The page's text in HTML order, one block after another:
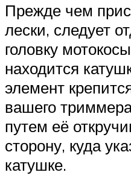
Прежде чем
лески, следует
головку
находится
элемент
вашего
путем её
сторону, куда
катушке.